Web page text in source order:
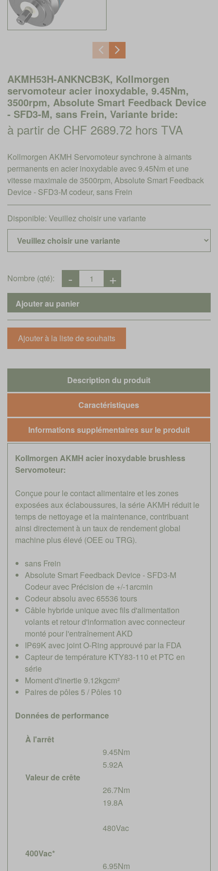
AKMH53H-ANKNCB3K, Kollmorgen
servomoteur acier inoxydable, 9.45Nm,
3500rpm, Absolute Smart Feedback Device
- SFD3-M, sans Frein, Variante bride:
à partir de CHF 2689.72 hors TVA
Kollmorgen AKMH Servomoteur synchrone à aimants
permanents en acier inoxydable avec 9.45Nm et une
vitesse maximale de 3500rpm, Absolute Smart Feedback
Device - SFD3-M codeur, sans Frein
Disponible: Veuillez choisir une variante
Nombre (qté):
Description du produit
Caractéristiques
Informations supplémentaires sur le produit
Kollmorgen AKMH acier inoxydable brushless
Servomoteur:
Conçue pour le contact alimentaire et les zones
exposées aux éclaboussures, la série AKMH réduit le
temps de nettoyage et la maintenance, contribuant
ainsi directement à un taux de rendement global
machine plus élevé (OEE ou TRG).
sans Frein
Absolute Smart Feedback Device - SFD3-M
Codeur avec Précision de +/-1arcmin
Codeur absolu avec 65536 tours
Câble hybride unique avec fils d'alimentation
volants et retour d'information avec connecteur
monté pour l'entraînement AKD
IP69K avec joint O-Ring approuvé par la FDA
Capteur de température KTY83-110 et PTC en
série
Moment d'inertie 9.12kgcm²
Paires de pôles 5 / Pôles 10
Données de performance
À l'arrêt
9.45Nm
5.92A
Valeur de crête
26.7Nm
19.8A
480Vac
400Vac*
6.95Nm